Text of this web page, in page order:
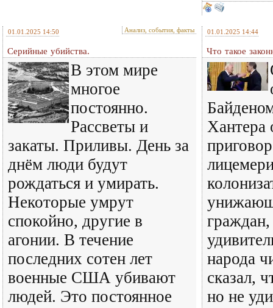
01.01.2025 14:50 Анализ, события, факты
Серийные убийства.
В этом мире
многое
постоянно.
Рассветы и
закаты. Приливы. День за
днём люди будут
рождаться и умирать.
Некоторые умрут
спокойно, другие в
агонии. В течение
последних сотен лет
военные США убивают
людей. Это постоянное
01.01.2025 14:44
Что такое
Хантера
народа
сказал,
но не